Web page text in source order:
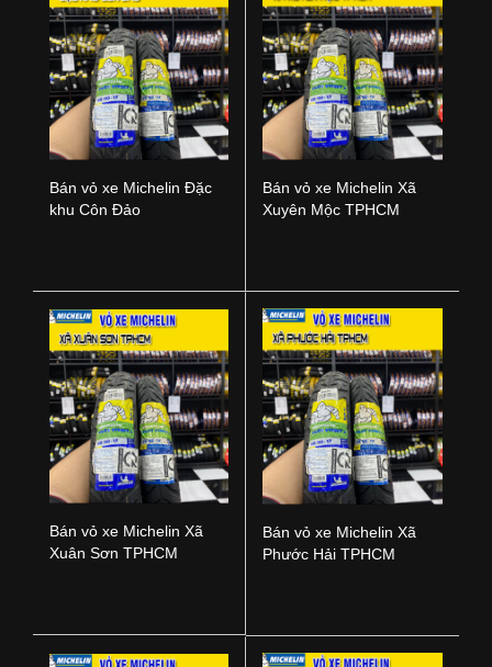
Bán vỏ xe Michelin Đặc
khu Côn Đảo
Bán vỏ xe Michelin Xã
Xuyên Mộc TPHCM
Bán vỏ xe Michelin Xã
Xuân Sơn TPHCM
Bán vỏ xe Michelin Xã
Phước Hải TPHCM